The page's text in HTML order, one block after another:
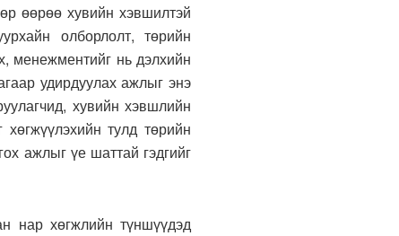
өөрөө хувийн хэвшилтэй
олборлолт, төрийн
менежментийг нь дэлхийн
удирдуулах ажлыг энэ
хувийн хэвшлийн
тулд төрийн
ажлыг үе шаттай гэдгийг
нар хөгжлийн түншүүдэд